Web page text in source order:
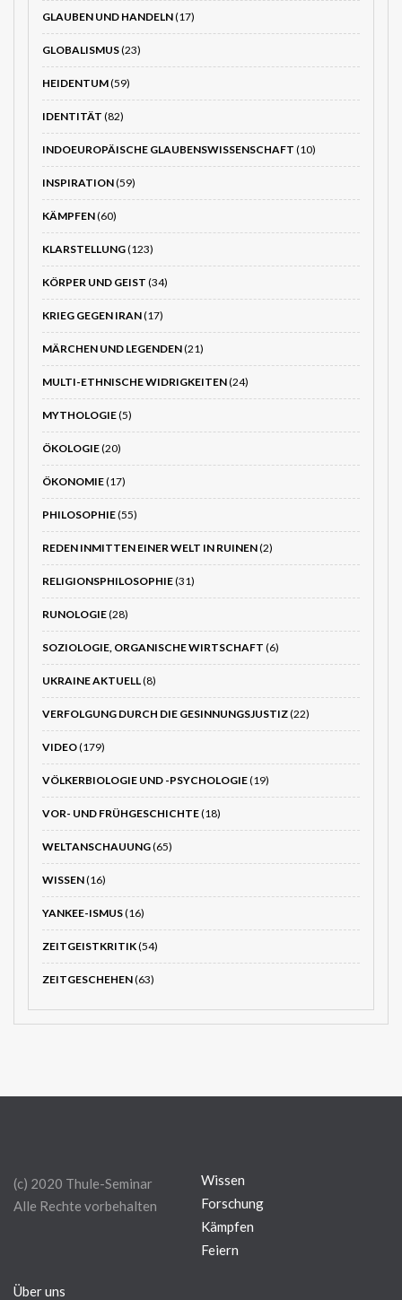
GLAUBEN UND HANDELN(17)
GLOBALISMUS(23)
HEIDENTUM(59)
IDENTITÄT (82)
INDOEUROPÄISCHE GLAUBENSWISSENSCHAFT (10)
INSPIRATION(59)
KÄMPFEN(60)
KLARSTELLUNG(123)
KÖRPER UND GEIST (34)
KRIEG GEGEN IRAN(17)
MÄRCHEN UND LEGENDEN(21)
MULTI-ETHNISCHE WIDRIGKEITEN(24)
MYTHOLOGIE(5)
ÖKOLOGIE(20)
ÖKONOMIE(17)
PHILOSOPHIE(55)
REDEN INMITTEN EINER WELT IN RUINEN(2)
RELIGIONSPHILOSOPHIE(31)
RUNOLOGIE(28)
SOZIOLOGIE, ORGANISCHE WIRTSCHAFT (6)
UKRAINE AKTUELL(8)
VERFOLGUNG DURCH DIE GESINNUNGSJUSTIZ(22)
VIDEO(179)
VÖLKERBIOLOGIE UND -PSYCHOLOGIE(19)
VOR- UND FRÜHGESCHICHTE(18)
WELTANSCHAUUNG(65)
WISSEN(16)
YANKEE-ISMUS(16)
ZEITGEISTKRITIK(54)
ZEITGESCHEHEN(63)
(c) 2020 Thule-Seminar
Alle Rechte vorbehalten
Wissen
Forschung
Kämpfen
Feiern
Über uns